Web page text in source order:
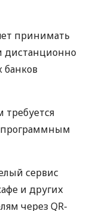
принимать
дистанционно
банков
требуется
программным
сервис
и других
через QR-